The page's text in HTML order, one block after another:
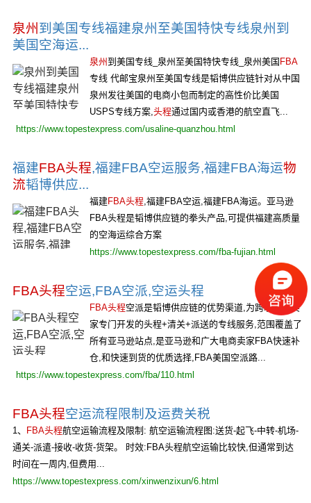
泉州 到美国专线福建泉州至美国特快专线泉州到
美国空海运...
泉州 到美国专线_泉州至美国特快专线_泉州美国 FBA
专线 代邮宝泉州至美国专线是韬博供应链针对从中国
泉州发往美国的电商小包而制定的高性价比美国
USPS专线方案,头程通过国内或香港的航空直飞...
https://www.topestexpress.com/usaline-quanzhou.html
福建FBA头程,福建FBA空运服务,福建FBA海运物
流韬博供应...
福建FBA头程,福建FBA空运,福建FBA海运。亚马逊
FBA头程是韬博供应链的拳头产品,可提供福建高质量
的空海运综合方案
https://www.topestexpress.com/fba-fujian.html
FBA头程空运,FBA空派,空运头程
FBA头程空派是韬博供应链的优势渠道,为跨境电商卖
家专门开发的头程+清关+派送的专线服务,范围覆盖了
所有亚马逊站点,是亚马逊和广大电商卖家FBA快速补
仓,和快速到货的优质选择,FBA美国空派路...
https://www.topestexpress.com/fba/110.html
FBA头程空运流程限制及运费关税
1、 FBA头程航空运输流程及限制: 航空运输流程图:送货-起飞-中转-机场-
通关-派遣-接收-收货-货架。 时效:FBA头程航空运输比较快,但通常到达
时间在一周内,但费用...
https://www.topestexpress.com/xinwenzixun/6.html